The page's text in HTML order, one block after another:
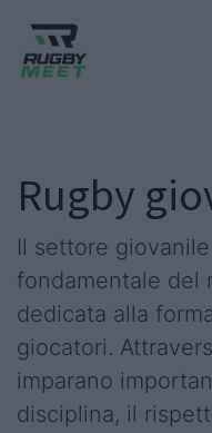
Rugby
Il settore
fondamentale del
dedicata alla
giocatori.
imparano
disciplina, il